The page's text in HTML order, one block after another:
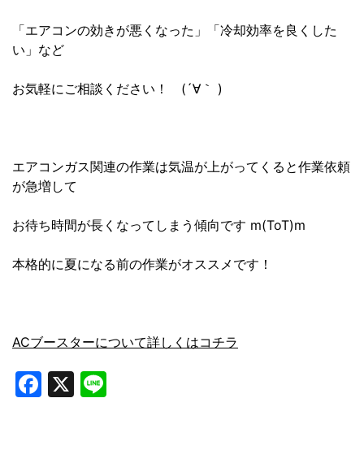
「エアコンの効きが悪くなった」「冷却効率を良くした
い」など
お気軽にご相談ください！ (´∀｀ )
エアコンガス関連の作業は気温が上がってくると作業依頼
が急増して
お待ち時間が長くなってしまう傾向です m(ToT)m
本格的に夏になる前の作業がオススメです！
ACブースターについて詳しくはコチラ
Facebook
X